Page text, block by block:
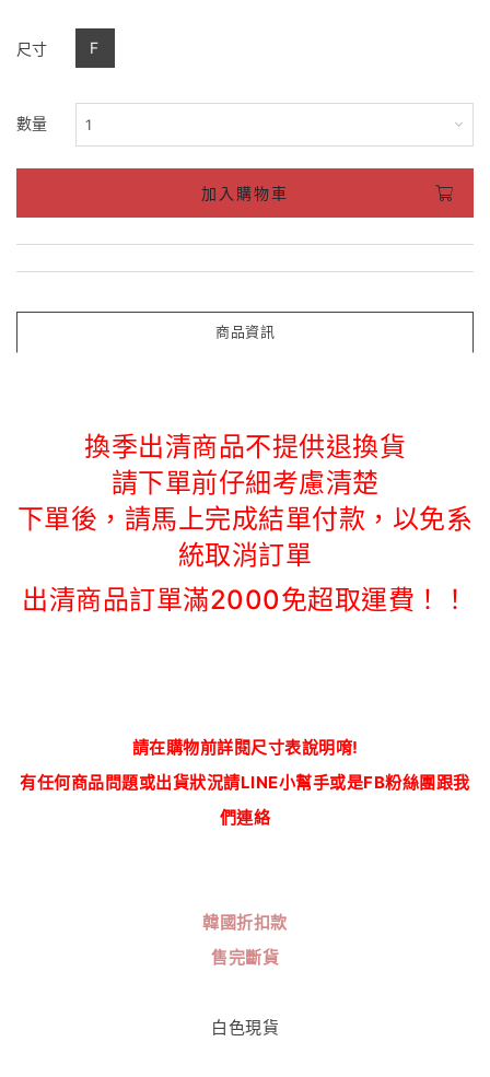
尺寸 F
數量
加入購物車
商品資訊
換季出清商品不提供退換貨
請下單前仔細考慮清楚
下單後，請馬上完成結單付款，以免系
統取消訂單
出清商品訂單滿2000免超取運費！！
請在購物前詳閱尺寸表說明唷!
有任何商品問題或出貨狀況請LINE小幫手或是FB粉絲團跟我
們連絡
韓國折扣款
售完斷貨
白色現貨